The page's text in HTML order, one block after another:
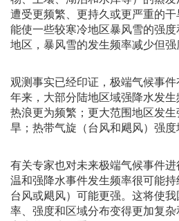
遭受更频繁、更持久或更严重的
能使一些较寒冷地区暴风雪的强
地区，暴风雪的发生频率减少但强
观测事实已经印证，极端气候事
年来，大部分陆地区域强降水发生
热浪更为频繁；更大范围地区发
旱；热带气旋（台风和飓风）强度
有关专家也对未来极端气候事件
温和强降水事件发生频率很可能
台风或飓风）可能更强。这将使
率、强度和区域分布变得更加复